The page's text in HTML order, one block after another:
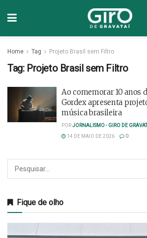
Home Tag Projeto Brasil sem Filtro
Tag: Projeto Brasil sem Filtro
Ao comemorar 10 anos
Gordex apresenta
música brasileira
PORJORNALISMO - GIRO DE
14 DE MAIO DE 2026
0
Fique de olho